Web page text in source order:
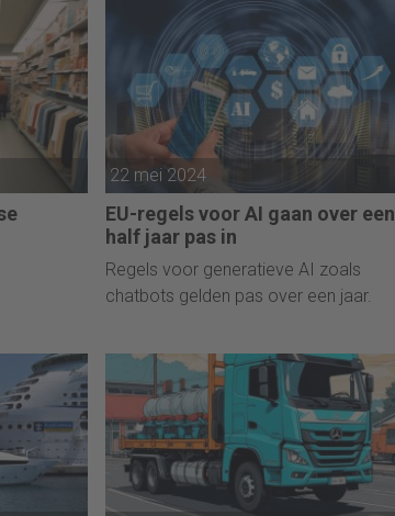
22 mei 2024
EU-regels voor AI gaan over een
half jaar pas in
Regels voor generatieve AI zoals
chatbots gelden pas over een jaar.